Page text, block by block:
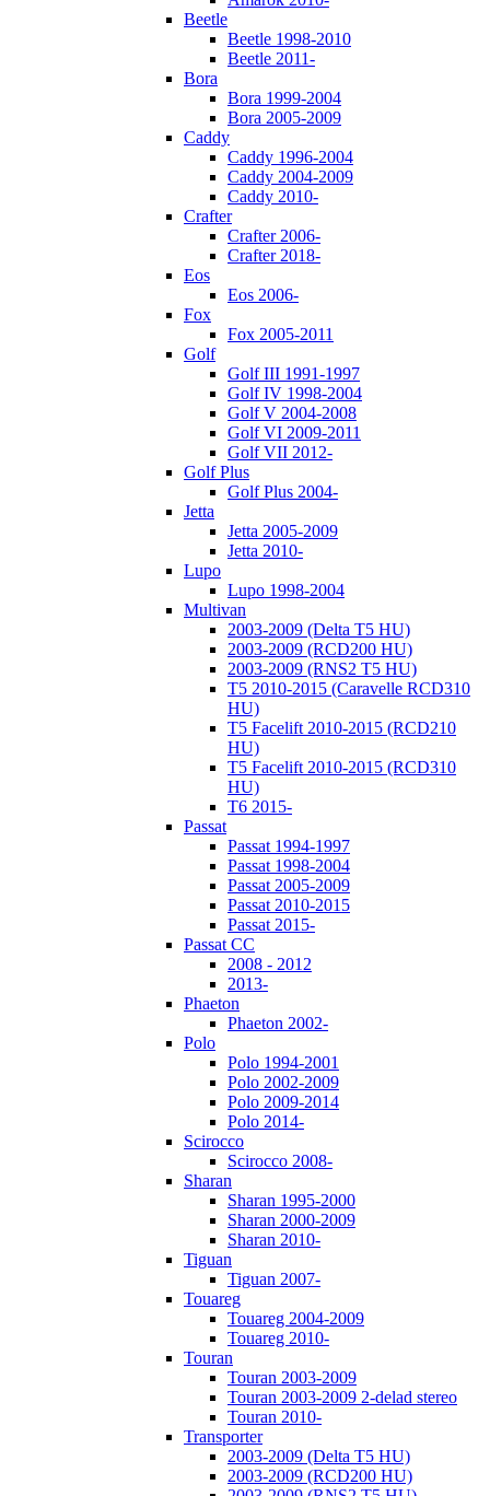
Beetle
Beetle 1998-2010
Beetle 2011-
Bora
Bora 1999-2004
Bora 2005-2009
Caddy
Caddy 1996-2004
Caddy 2004-2009
Caddy 2010-
Crafter
Crafter 2006-
Crafter 2018-
Eos
Eos 2006-
Fox
Fox 2005-2011
Golf
Golf III 1991-1997
Golf IV 1998-2004
Golf V 2004-2008
Golf VI 2009-2011
Golf VII 2012-
Golf Plus
Golf Plus 2004-
Jetta
Jetta 2005-2009
Jetta 2010-
Lupo
Lupo 1998-2004
Multivan
2003-2009 (Delta T5 HU)
2003-2009 (RCD200 HU)
2003-2009 (RNS2 T5 HU)
T5 2010-2015 (Caravelle RCD310
HU)
T5 Facelift 2010-2015 (RCD210
HU)
T5 Facelift 2010-2015 (RCD310
HU)
T6 2015-
Passat
Passat 1994-1997
Passat 1998-2004
Passat 2005-2009
Passat 2010-2015
Passat 2015-
Passat CC
2008 - 2012
2013-
Phaeton
Phaeton 2002-
Polo
Polo 1994-2001
Polo 2002-2009
Polo 2009-2014
Polo 2014-
Scirocco
Scirocco 2008-
Sharan
Sharan 1995-2000
Sharan 2000-2009
Sharan 2010-
Tiguan
Tiguan 2007-
Touareg
Touareg 2004-2009
Touareg 2010-
Touran
Touran 2003-2009
Touran 2003-2009 2-delad stereo
Touran 2010-
Transporter
2003-2009 (Delta T5 HU)
2003-2009 (RCD200 HU)